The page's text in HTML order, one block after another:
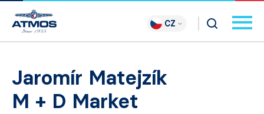
CZ
Jaromír Matejzík
M + D Market